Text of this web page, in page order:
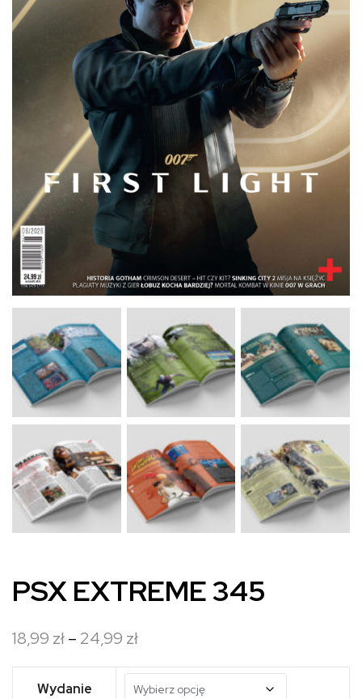
PSX EXTREME 345
18,99 zł– 24,99 złZakres
cen:
od
Wydanie